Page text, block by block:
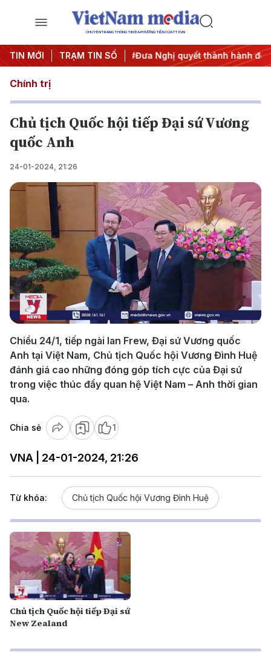
CHUYÊN TRANG THÔNG TIN ĐA PHƯƠNG TIỆN CỦA TTXVN
TIN MỚI TRẠM TIN SỐ
3 #APEC 2027 #Đưa Nghị quyết thành hành động
Chính trị
Chủ tịch Quốc hội tiếp Đại sứ Vương
quốc Anh
24-01-2024, 21:26
Play
Video
Chiều 24/1, tiếp ngài Ian Frew, Đại sứ Vương quốc
Anh tại Việt Nam, Chủ tịch Quốc hội Vương Đình Huệ
đánh giá cao những đóng góp tích cực của Đại sứ
trong việc thúc đẩy quan hệ Việt Nam – Anh thời gian
qua.
Chia sẻ 1
VNA | 24-01-2024, 21:26
Từ khóa: Chủ tịch Quốc hội Vương Đình Huệ
Chủ tịch Quốc hội tiếp Đại sứ
New Zealand